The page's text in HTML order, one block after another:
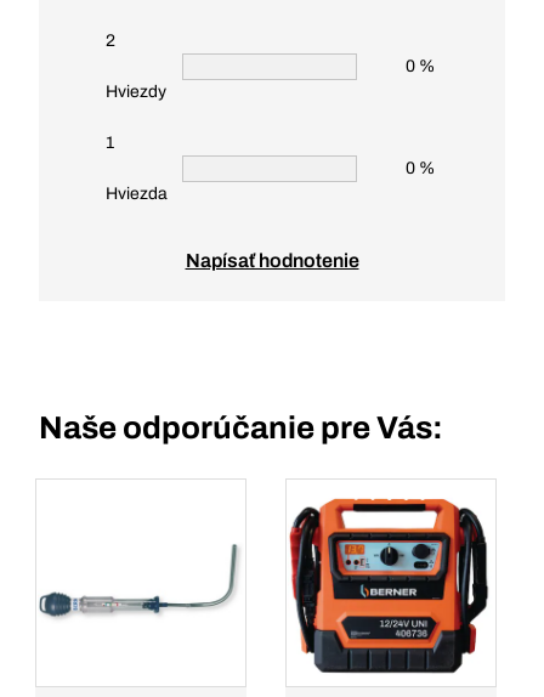
2
Hviezdy
0 %
1
Hviezda
0 %
Napísať hodnotenie
Naše odporúčanie pre Vás: